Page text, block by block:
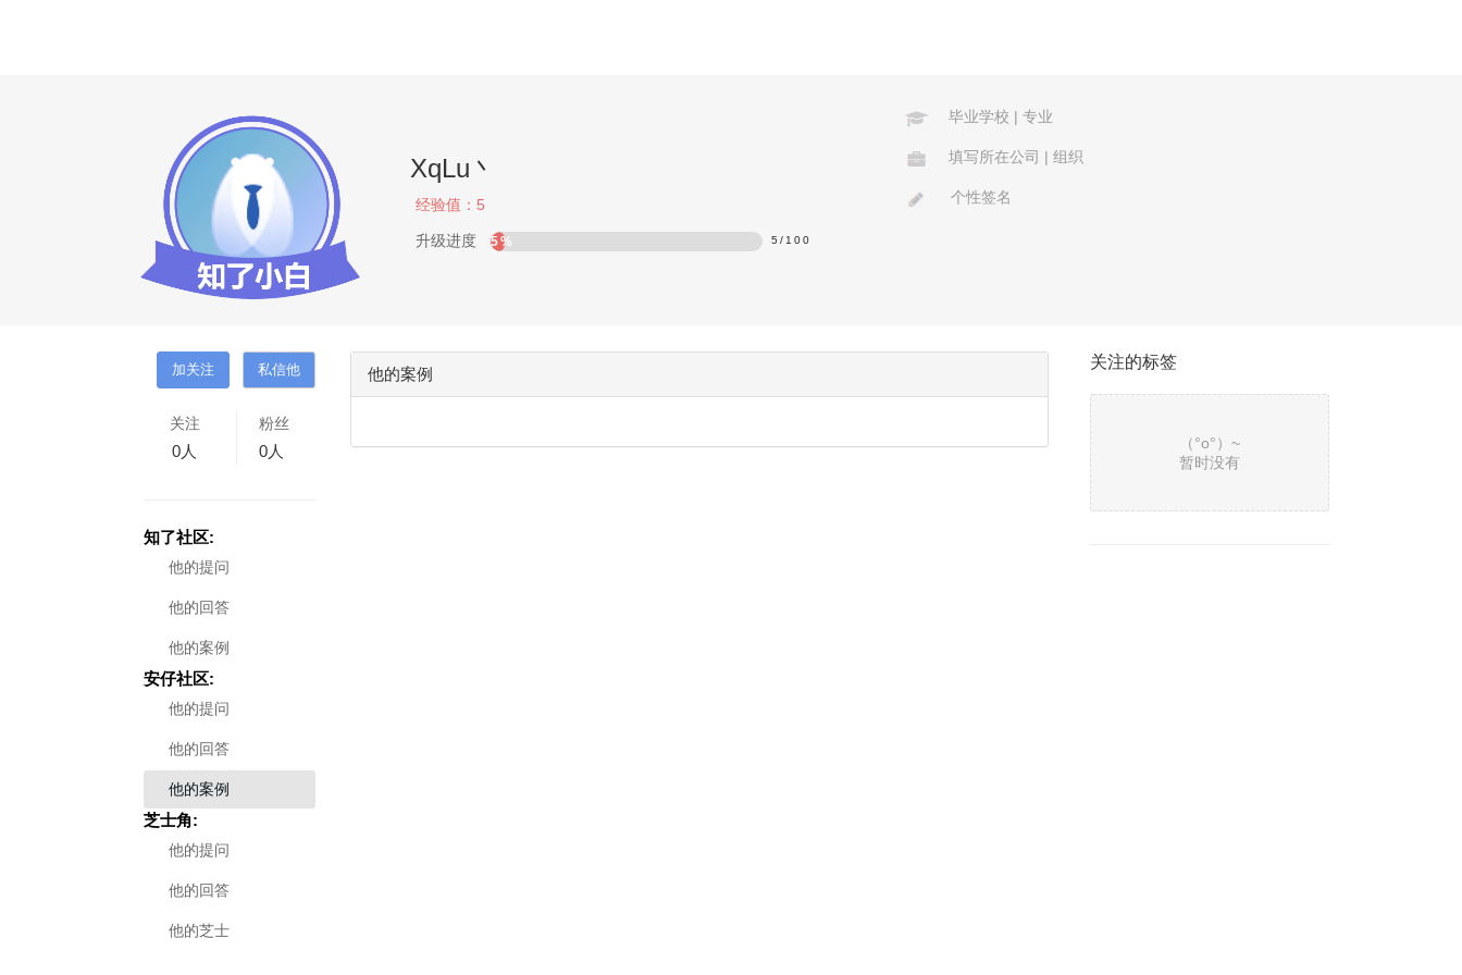
XqLu丶
经验值： 5
升级进度 5% 5 / 100
毕业学校 | 专业
填写所在公司 | 组织
个性签名
关注
0人
粉丝
0人
知了社区:
他的提问
他的回答
他的案例
安仔社区:
他的提问
他的回答
他的案例
芝士角:
他的提问
他的回答
他的芝士
他的案例
关注的标签
（°ο°）~
暂时没有